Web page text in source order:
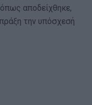
αποδείχθηκε,
την υπόσχεσή